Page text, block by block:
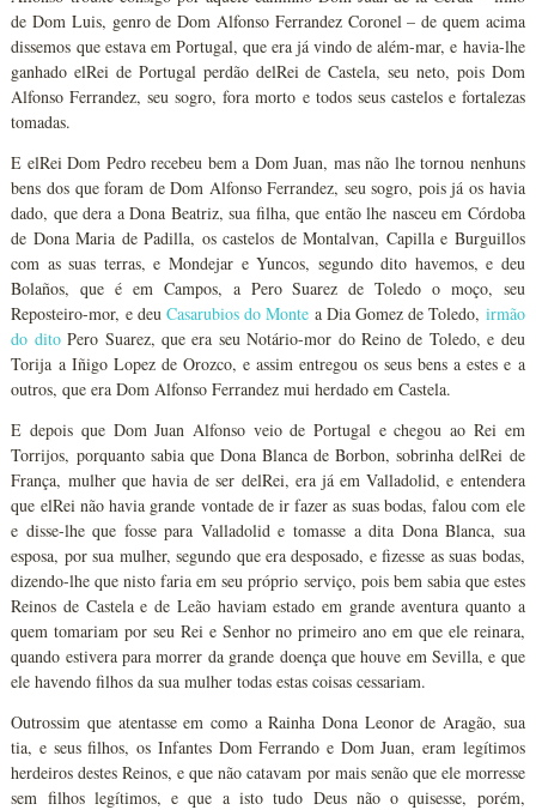
de Dom Luis, genro de Dom Alfonso Ferrandez Coronel – de quem acima
dissemos que estava em Portugal, que era já vindo de além-mar, e havia-lhe
ganhado elRei de Portugal perdão delRei de Castela, seu neto, pois Dom
Alfonso Ferrandez, seu sogro, fora morto e todos seus castelos e fortalezas
tomadas.
E elRei Dom Pedro recebeu bem a Dom Juan, mas não lhe tornou nenhuns
bens dos que foram de Dom Alfonso Ferrandez, seu sogro, pois já os havia
dado, que dera a Dona Beatriz, sua filha, que então lhe nasceu em Córdoba
de Dona Maria de Padilla, os castelos de Montalvan, Capilla e Burguillos
com as suas terras, e Mondejar e Yuncos, segundo dito havemos, e deu
Bolaños, que é em Campos, a Pero Suarez de Toledo o moço, seu
Reposteiro-mor, e deuCasarubios do Monte a Dia Gomez de Toledo, irmão
do ditoPero Suarez, que era seu Notário-mor do Reino de Toledo, e deu
Torija a Iñigo Lopez de Orozco, e assim entregou os seus bens a estes e a
outros, que era Dom Alfonso Ferrandez mui herdado em Castela.
E depois que Dom Juan Alfonso veio de Portugal e chegou ao Rei em
Torrijos, porquanto sabia que Dona Blanca de Borbon, sobrinha delRei de
França, mulher que havia de ser delRei, era já em Valladolid, e entendera
que elRei não havia grande vontade de ir fazer as suas bodas, falou com ele
e disse-lhe que fosse para Valladolid e tomasse a dita Dona Blanca, sua
esposa, por sua mulher, segundo que era desposado, e fizesse as suas bodas,
dizendo-lhe que nisto faria em seu próprio serviço, pois bem sabia que estes
Reinos de Castela e de Leão haviam estado em grande aventura quanto a
quem tomariam por seu Rei e Senhor no primeiro ano em que ele reinara,
quando estivera para morrer da grande doença que houve em Sevilla, e que
ele havendo filhos da sua mulher todas estas coisas cessariam.
Outrossim que atentasse em como a Rainha Dona Leonor de Aragão, sua
tia, e seus filhos, os Infantes Dom Ferrando e Dom Juan, eram legítimos
herdeiros destes Reinos, e que não catavam por mais senão que ele morresse
sem filhos legítimos, e que a isto tudo Deus não o quisesse, porém,